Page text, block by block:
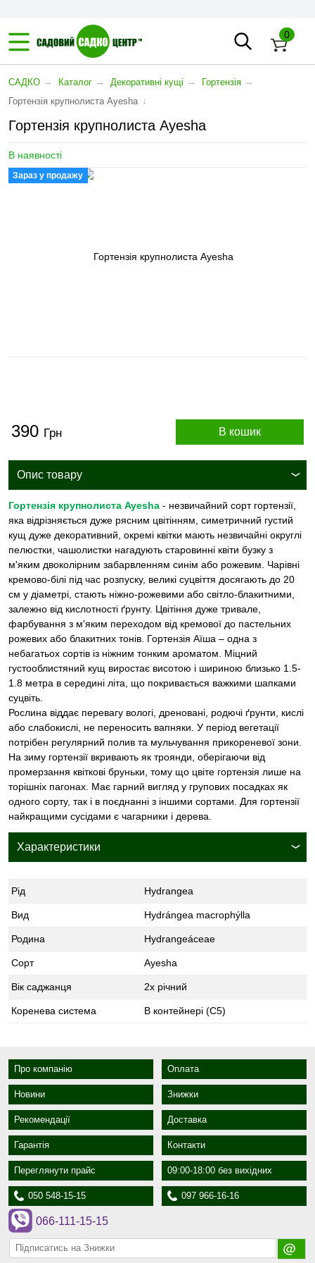
0
САДКО → Каталог → Декоративні кущі → Гортензія →
Гортензія крупнолиста Ayesha ↓
Гортензія крупнолиста Ayesha
В наявності
Зараз у продажу
390 Грн В кошик
Опис товару
Гортензія крупнолиста Ayesha - незвичайний сорт гортензії,
яка відрізняється дуже рясним цвітінням, симетричний густий
кущ дуже декоративний, окремі квітки мають незвичайні округлі
пелюстки, чашолистки нагадують старовинні квіти бузку з
м'яким двоколірним забарвленням синім або рожевим. Чарівні
кремово-білі під час розпуску, великі суцвіття досягають до 20
см у діаметрі, стають ніжно-рожевими або світло-блакитними,
залежно від кислотності ґрунту. Цвітіння дуже тривале,
фарбування з м'яким переходом від кремової до пастельних
рожевих або блакитних тонів. Гортензія Аїша – одна з
небагатьох сортів із ніжним тонким ароматом. Міцний
густооблистяний кущ виростає висотою і шириною близько 1.5-
1.8 метра в середині літа, що покривається важкими шапками
суцвіть.
Рослина віддає перевагу вологі, дреновані, родючі ґрунти, кислі
або слабокислі, не переносить вапняки. У період вегетації
потрібен регулярний полив та мульчування прикореневої зони.
На зиму гортензії вкривають як троянди, оберігаючи від
промерзання квіткові бруньки, тому що цвіте гортензія лише на
торішніх пагонах. Має гарний вигляд у групових посадках як
одного сорту, так і в поєднанні з іншими сортами. Для гортензії
найкращими сусідами є чагарники і дерева.
Характеристики
Рід Hydrangea
Вид Hydrángea macrophýlla
Родина Hydrangeáceae
Сорт Ayesha
Вік саджанця 2х річний
Коренева система В контейнері (С5)
Про компанію Оплата
Новини Знижки
Рекомендації Доставка
Гарантія Контакти
Переглянути прайс 09:00-18:00 без вихідних
050 548-15-15 097 966-16-16
066-111-15-15